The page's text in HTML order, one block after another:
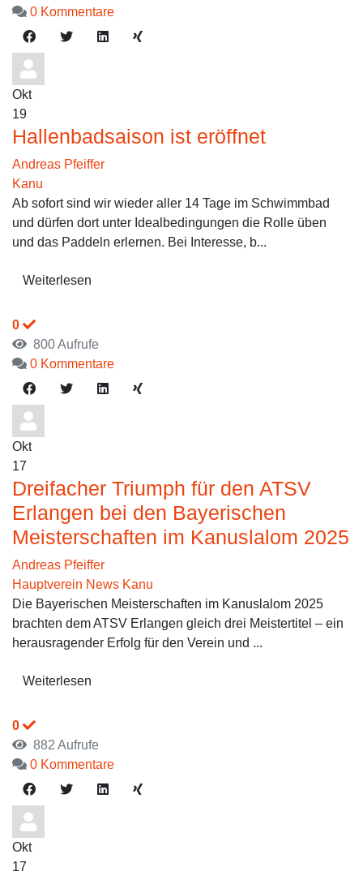
0 Kommentare
Okt
19
Hallenbadsaison ist eröffnet
Andreas Pfeiffer
Kanu
Ab sofort sind wir wieder aller 14 Tage im Schwimmbad
und dürfen dort unter Idealbedingungen die Rolle üben
und das Paddeln erlernen. Bei Interesse, b...
Weiterlesen
0
800 Aufrufe
0 Kommentare
Okt
17
Dreifacher Triumph für den ATSV
Erlangen bei den Bayerischen
Meisterschaften im Kanuslalom 2025
Andreas Pfeiffer
Hauptverein News Kanu
Die Bayerischen Meisterschaften im Kanuslalom 2025
brachten dem ATSV Erlangen gleich drei Meistertitel – ein
herausragender Erfolg für den Verein und ...
Weiterlesen
0
882 Aufrufe
0 Kommentare
Okt
17